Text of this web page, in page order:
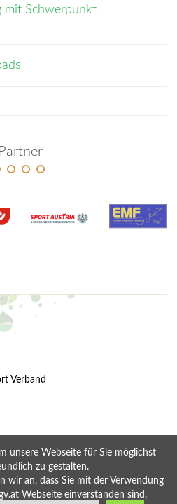
unsere Webseite für Sie möglichst
zu gestalten.
wir an, dass Sie mit der Verwendung
Webseite einverstanden sind.
mit Schwerpunkt
Partner
Verband